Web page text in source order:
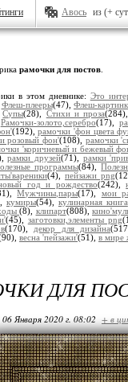
Авось из (+
рамочки для постов
в этом дневнике: Это
Флеш-плееры(47), Флеш-
Супы(28), Стихи и проза(284),
Рамочки-золото,серебро(17),
(192),рамочки 'фон цвета
розовый фон'(108), рамочки
'коричневый и бежевый
рамки друзей(71), рамки
программы(84),
(4), пейзажи png
год и рождество(242),
Мужчины,пары(17), мои
кумиры(54), кулинарная книга
(8), клипарт(808),
(45), заготовки,элементы png
(170), декор для дизайна
весна 'пейзажи'(51), в мире
ДЛЯ
06 Января 2020 г. 08:02 + в